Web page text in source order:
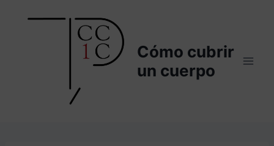
Cómo cubrir
un cuerpo